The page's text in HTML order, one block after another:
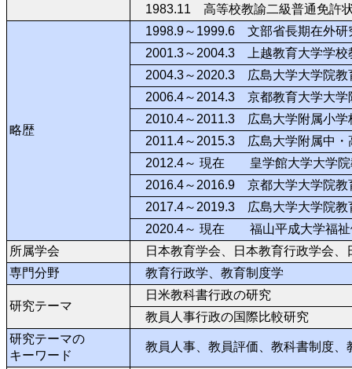
1983.11 高等校教諭二級普通免許
略歴
1998.9～1999.6 文部省長期在外研
2001.3～2004.3 上越教育大学学校
2004.3～2020.3 広島大学大学院教
2006.4～2014.3 京都教育大学大学
2010.4～2011.3 広島大学附属小学
2011.4～2015.3 広島大学附属中・
2012.4～ 現在 皇学館大学大学院
2016.4～2016.9 京都大学大学院教
2017.4～2019.3 広島大学大学院教
2020.4～ 現在 福山平成大学福祉
所属学会
日本教育学会、日本教育行政学会、
専門分野
教育行政学、教育制度学
研究テーマ
日米教科書行政の研究
教員人事行政の国際比較研究
研究テーマの
キーワード
教員人事、教員評価、教科書制度、